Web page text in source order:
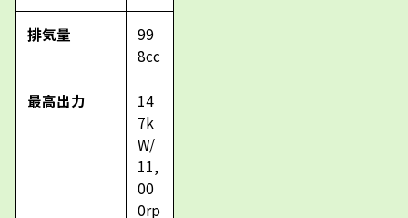
排気量
99
8cc
最高出力
14
7k
W/
11,
00
0rp